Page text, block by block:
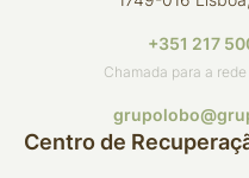
+351 217
Chamada para a
Centro de